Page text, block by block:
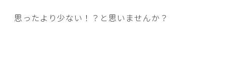
思ったより少ない！？と思いませんか？